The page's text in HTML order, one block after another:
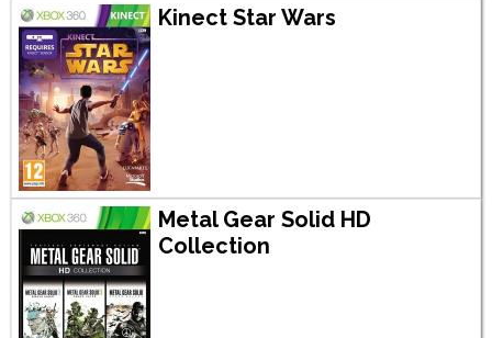
Kinect Star Wars
Metal Gear Solid HD
Collection